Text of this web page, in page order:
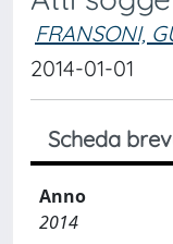
FRANSONI,
2014-01-01
Scheda
Anno
2014